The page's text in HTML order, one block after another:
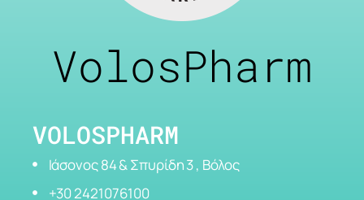
VolosPharm
VOLOSPHARM
Ιάσονος 84 & Σπυρίδη 3 , Βόλος
+30 2421076100